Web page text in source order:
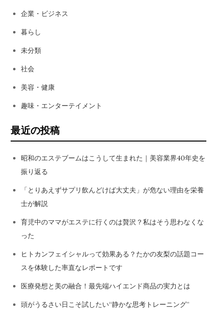
企業・ビジネス
暮らし
未分類
社会
美容・健康
趣味・エンターテイメント
最近の投稿
昭和のエステブームはこうして生まれた｜美容業界40年史を
振り返る
「とりあえずサプリ飲んどけば大丈夫」が危ない理由を栄養
士が解説
育児中のママがエステに行くのは贅沢？私はそう思わなくな
った
ヒトカンフェイシャルって効果ある？たかの友梨の話題コー
スを体験した率直なレポートです
医療発想と美の融合！最先端ハイエンド商品の実力とは
頭がうるさい日こそ試したい“静かな思考トレーニング”